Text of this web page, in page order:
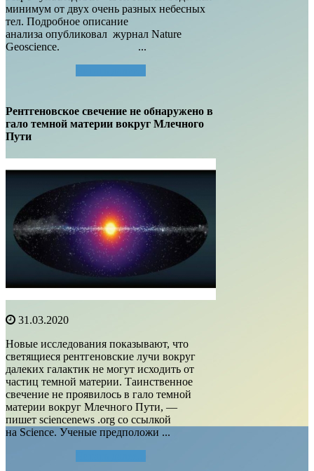
минимум от двух очень разных небесных
тел. Подробное описание
анализа опубликовал журнал Nature
Geoscience. ...
Рентгеновское свечение не обнаружено в
гало темной материи вокруг Млечного
Пути
31.03.2020
Новые исследования показывают, что
светящиеся рентгеновские лучи вокруг
далеких галактик не могут исходить от
частиц темной материи. Таинственное
свечение не проявилось в гало темной
материи вокруг Млечного Пути, —
пишет sciencenews .org со ссылкой
на Science. Ученые предположи ...